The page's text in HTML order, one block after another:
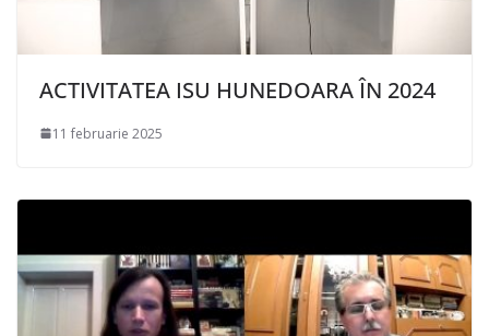
ACTIVITATEA ISU HUNEDOARA ÎN 2024
11 februarie 2025